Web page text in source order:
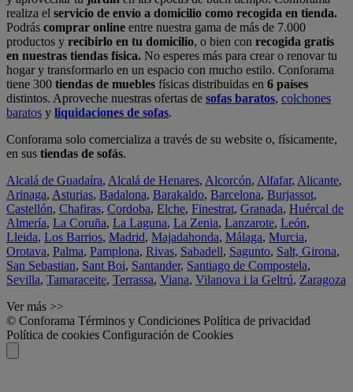
realiza el servicio de envío a domicilio como recogida en tienda.
Podrás comprar online entre nuestra gama de más de 7.000
productos y recibirlo en tu domicilio, o bien con recogida gratis
en nuestras tiendas física. No esperes más para crear o renovar tu
hogar y transformarlo en un espacio con mucho estilo. Conforama
tiene 300 tiendas de muebles físicas distribuidas en 6 países
distintos. Aproveche nuestras ofertas de sofas baratos, colchones
baratos y liquidaciones de sofas.
Conforama solo comercializa a través de su website o, físicamente,
en sus tiendas de sofás.
Alcalá de Guadaíra, Alcalá de Henares, Alcorcón, Alfafar, Alicante,
Arinaga, Asturias, Badalona, Barakaldo, Barcelona, Burjassot,
Castellón, Chafiras, Cordoba, Elche, Finestrat, Granada, Huércal de
Almería, La Coruña, La Laguna, La Zenia, Lanzarote, León,
Lleida, Los Barrios, Madrid, Majadahonda, Málaga, Murcia,
Orotava, Palma, Pamplona, Rivas, Sabadell, Sagunto, Salt, Girona,
San Sebastian, Sant Boi, Santander, Santiago de Compostela,
Sevilla, Tamaraceite, Terrassa, Viana, Vilanova i la Geltrú, Zaragoza
Ver más >>
© Conforama Términos y Condiciones Política de privacidad
Política de cookies Configuración de Cookies